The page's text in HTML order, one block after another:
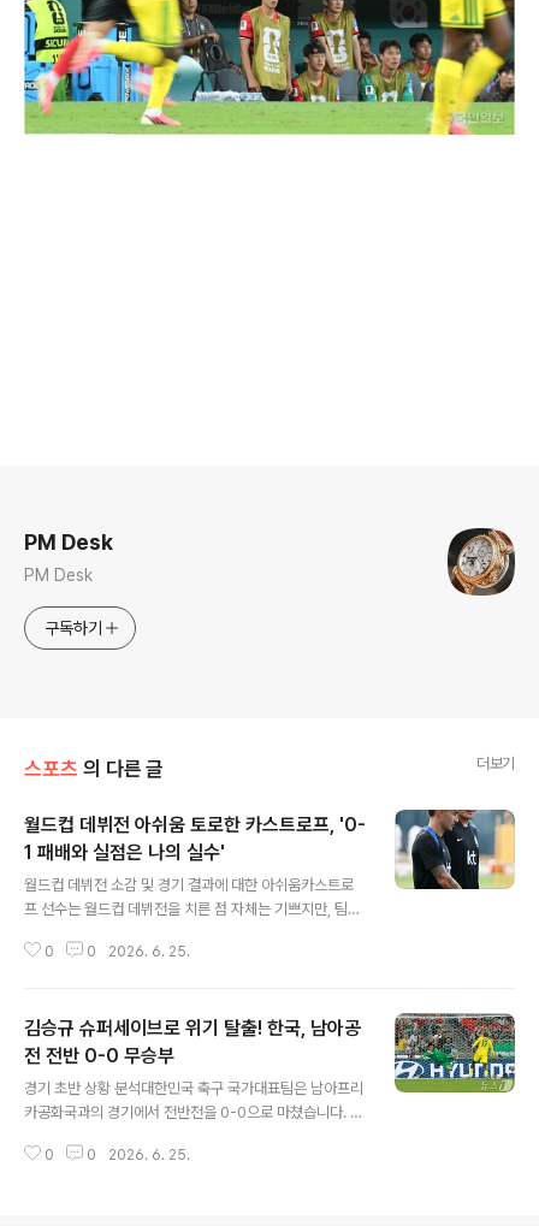
PM Desk
PM Desk
구독하기
스포츠 의 다른 글 더보기
월드컵 데뷔전 아쉬움 토로한 카스트로프, '0-
1 패배와 실점은 나의 실수'
월드컵 데뷔전 소감 및 경기 결과에 대한 아쉬움카스트로
프 선수는 월드컵 데뷔전을 치른 점 자체는 기쁘지만, 팀이
다. 그는 다른 조 상황을 지켜본 뒤 다음 경기 일정이 결정
비하겠다는 의지를 보였습니다. 감독의 주문과 경기 중 어
려웠던 점 분석감독은 남아공이 포백으로 수비하는 팀이기
에 최전방 라인에서 좀 더 공격적으로 움직이며 크로스와
침투에 적극적으로 나설 것을 주문했습니다. 카스트로프
트와 공격적인 움직임이 매우 어렵다고 토로했습니다. 특
0 0 2026. 6. 25.
김승규 슈퍼세이브로 위기 탈출! 한국, 남아공
전 전반 0-0 무승부
경기 초반 상황 분석대한민국 축구 국가대표팀은 남아프리
카공화국과의 경기에서 전반전을 0-0으로 마쳤습니다. 김
무리할 수 있었습니다. 한국은 전반전 동안 유효 슈팅을 단
0 0 2026. 6. 25.